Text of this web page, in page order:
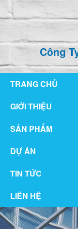
Công
TRANG CHỦ
GIỚI THIỆU
SẢN PHẨM
DỰ ÁN
TIN TỨC
LIÊN HỆ